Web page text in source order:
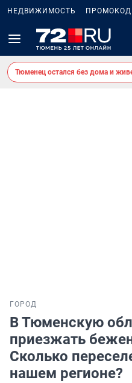
НЕДВИЖИМОСТЬ
Тюменец остался без дома и
ГОРОД
В Тюменскую
приезжать
Сколько
нашем регионе?